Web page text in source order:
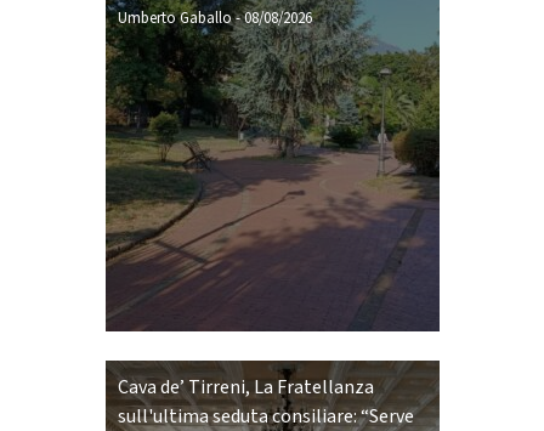
Umberto Gaballo-08/08/2026
Cava de’ Tirreni, La Fratellanza
sull'ultima seduta consiliare: “Serve